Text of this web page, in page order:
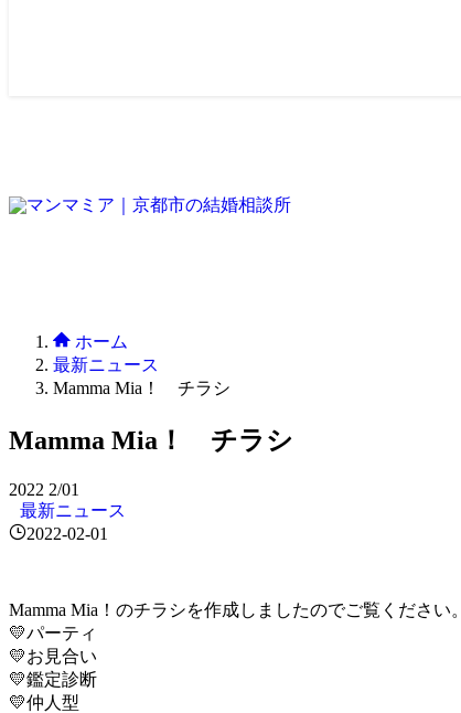
ホーム
最新ニュース
Mamma Mia！ チラシ
Mamma Mia！ チラシ
2022 2/01
最新ニュース
2022-02-01
Mamma Mia！のチラシを作成しましたのでご覧ください。
💛パーティ
💛お見合い
💛鑑定診断
💛仲人型